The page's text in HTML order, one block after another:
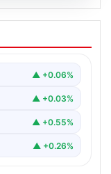
zaman?
beklentisi
▲ +0.06%
▲ +0.03%
▲ +0.55%
▲ +0.26%